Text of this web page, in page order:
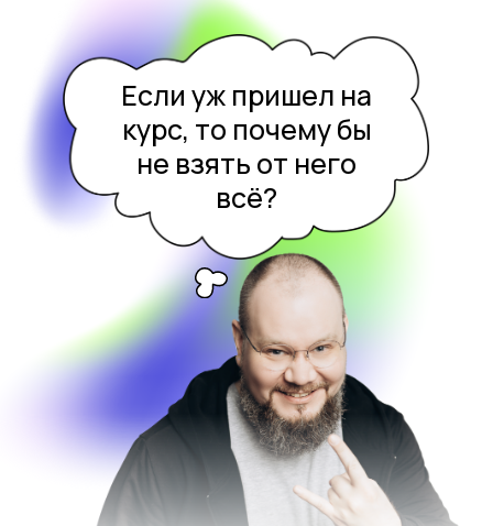
Если уж пришел на
курс, то почему бы
не взять от него
всё?